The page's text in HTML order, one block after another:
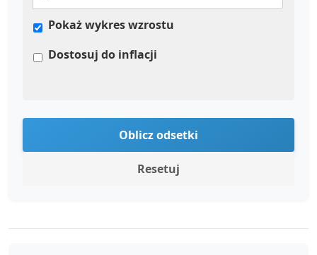
Pokaż wykres wzrostu
Dostosuj do inflacji
Oblicz odsetki
Resetuj